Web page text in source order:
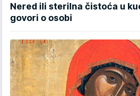
Nered ili sterilna čistoća u
govori o osobi